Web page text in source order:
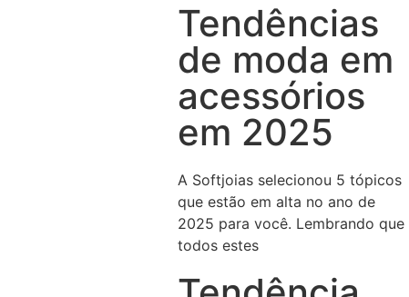
Tendências
de moda em
acessórios
em 2025
A Softjoias selecionou 5 tópicos
que estão em alta no ano de
2025 para você. Lembrando que
todos estes